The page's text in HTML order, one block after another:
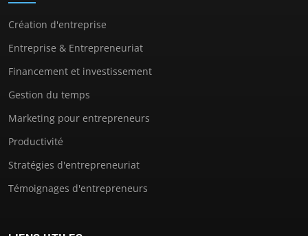
Création d'entreprise
Entreprise & Entrepreneuriat
Financement et investissement
Gestion du temps
Marketing pour entrepreneurs
Productivité
Stratégies d'entrepreneuriat
Témoignages d'entrepreneurs